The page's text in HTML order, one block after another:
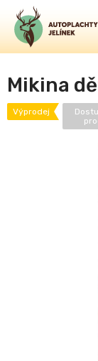
obsah
Mikina
Výprodej